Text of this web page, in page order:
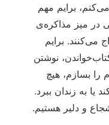
برایم مهم
در میز مذاکره‌ی
برایم
نوشتن
را بسازم، هیچ
یا به زندان ببرد.
و دلیر هستیم.